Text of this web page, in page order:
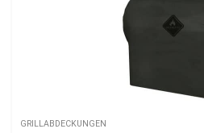
GRILLABDECKUNGEN